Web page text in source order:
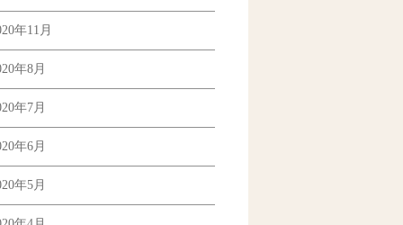
年11月
年8月
年7月
年6月
年5月